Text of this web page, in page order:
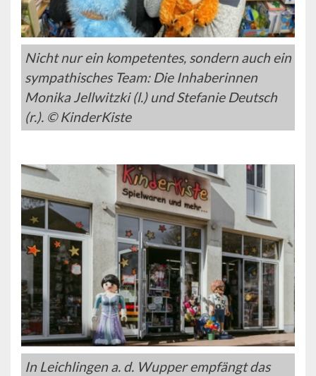
Nicht nur ein kompetentes, sondern auch ein
sympathisches Team: Die Inhaberinnen
Monika Jellwitzki (l.) und Stefanie Deutsch
(r.). © KinderKiste
In Leichlingen a. d. Wupper empfängt das